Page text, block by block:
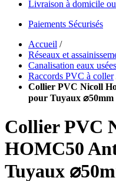
Livraison à domicile
Paiements Sécurisés
Accueil /
Réseaux et
Canalisation eaux
Raccords PVC à coller
Collier PVC Nicoll
pour Tuyaux ⌀50mm
Collier PVC
HOMC50
Tuyaux